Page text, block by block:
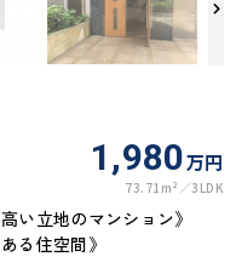
1,980万円
73.71m² 3LDK
い立地のマンション》
る住空間》